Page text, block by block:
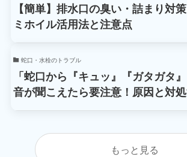
【簡単】排水口の臭い・詰まり対
ミホイル活用法と注意点
蛇口・水栓のトラブル
「蛇口から『キュッ』『ガタガタ
音が聞こえたら要注意！原因と対
もっと見る